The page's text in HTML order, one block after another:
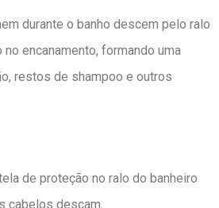
durante o banho descem pelo ralo
encanamento, formando uma
restos de shampoo e outros
de proteção no ralo do banheiro
cabelos desçam.